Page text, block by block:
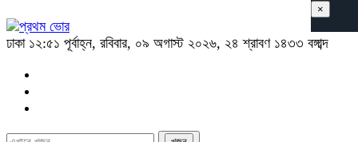
ঢাকা ১২:৫১ পূর্বাহ্ন, রবিবার, ০৯ অগাস্ট ২০২৬, ২৪ শ্রাবণ ১৪৩৩ বঙ্গাব্দ
×